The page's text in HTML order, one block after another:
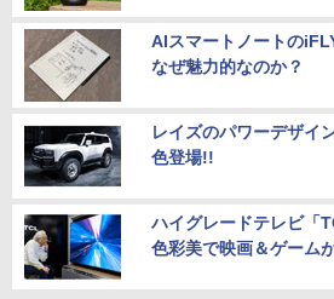
AIスマートノートの
なぜ魅力的なのか？
レイズのパワーデザイ
色登場!!
ハイグレードテレビ「
色彩美で映画＆ゲーム